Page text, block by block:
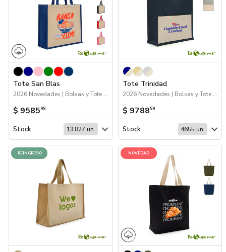
Tote San Blas
2026 Novedades | Bolsas y Tote Bags
$ 958599
Stock 13.827 un.
Tote Trinidad
2026 Novedades | Bolsas y Tote Bags
$ 978899
Stock 4655 un.
REINGRESO NOVEDAD